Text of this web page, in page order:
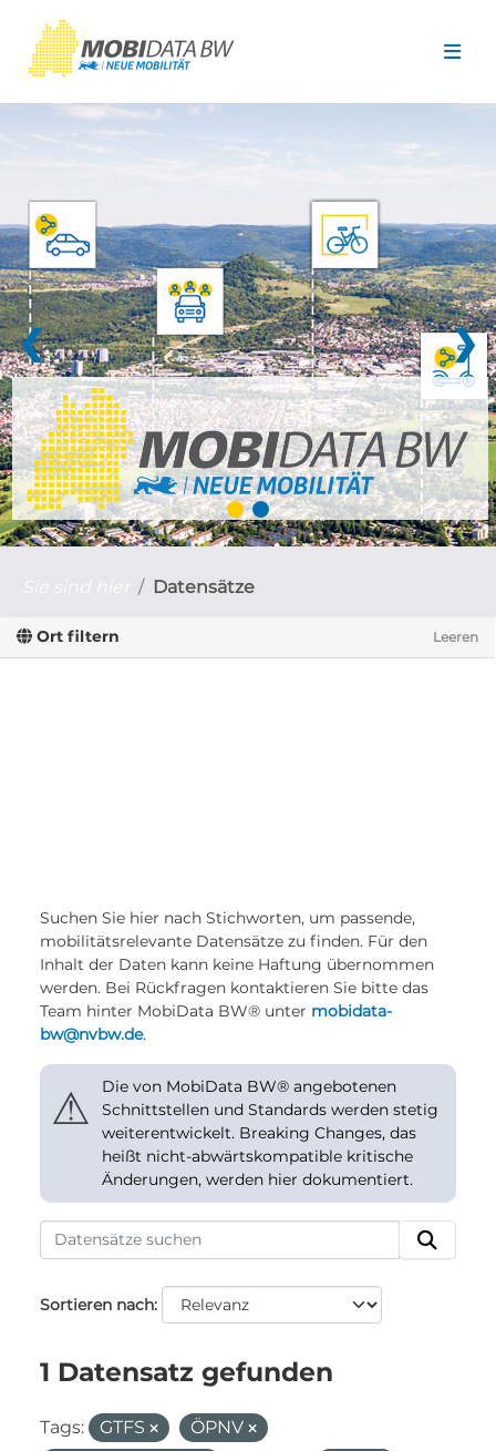
❮ ❯
Datensätze
Ort filtern Leeren
Suchen Sie hier nach Stichworten, um passende,
mobilitätsrelevante Datensätze zu finden. Für den
Inhalt der Daten kann keine Haftung übernommen
werden. Bei Rückfragen kontaktieren Sie bitte das
Team hinter MobiData BW® unter mobidata-
bw@nvbw.de.
⚠
Die von MobiData BW® angebotenen
Schnittstellen und Standards werden stetig
weiterentwickelt. Breaking Changes, das
heißt nicht-abwärtskompatible kritische
Änderungen, werden hier dokumentiert.
Sortieren nach
1 Datensatz gefunden
Tags: GTFS
ÖPNV